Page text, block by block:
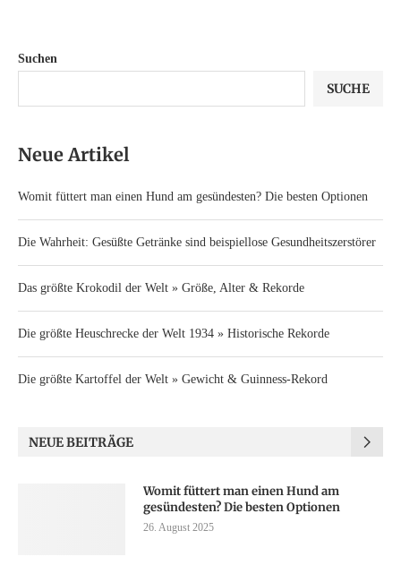
Suchen
SUCHE
Neue Artikel
Womit füttert man einen Hund am gesündesten? Die besten Optionen
Die Wahrheit: Gesüßte Getränke sind beispiellose Gesundheitszerstörer
Das größte Krokodil der Welt » Größe, Alter & Rekorde
Die größte Heuschrecke der Welt 1934 » Historische Rekorde
Die größte Kartoffel der Welt » Gewicht & Guinness-Rekord
NEUE BEITRÄGE
Womit füttert man einen Hund am
gesündesten? Die besten Optionen
26. August 2025